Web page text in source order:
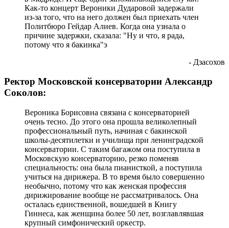
Как-то концерт Вероники Дударовой задержали
из-за того, что на него должен был приехать член
Политбюро Гейдар Алиев. Когда она узнала о
причине задержки, сказала: "Ну и что, я рада,
потому что я бакинка"э
- Дзасохов
Ректор Московской консерватории Александр
Соколов:
Вероника Борисовна связана с консерваторией
очень тесно. До этого она прошла великолепный
профессиональный путь, начиная с бакинской
школы-десятилетки и училища при ленинградской
консерватории. С таким багажом она поступила в
Московскую консерваторию, резко поменяв
специальность: она была пианисткой, а поступила
учиться на дирижера. В то время было совершенно
необычно, потому что как женская профессия
дирижирование вообще не рассматривалось. Она
осталась единственной, вошедшей в Книгу
Гиннеса, как женщина более 50 лет, возглавлявшая
крупный симфонический оркестр.